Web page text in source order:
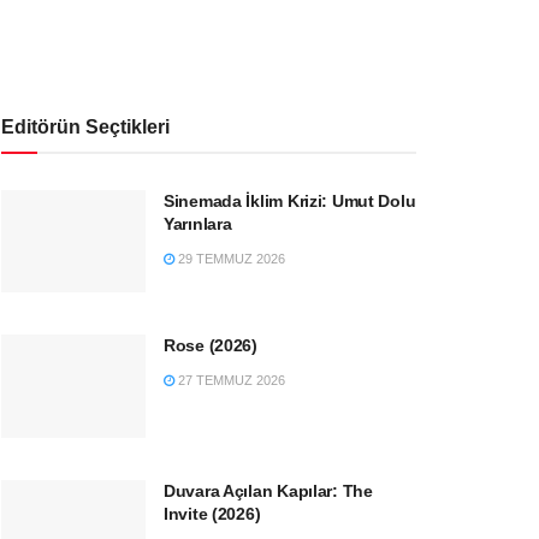
Editörün Seçtikleri
Sinemada İklim Krizi: Umut Dolu
Yarınlara
29 TEMMUZ 2026
Rose (2026)
27 TEMMUZ 2026
Duvara Açılan Kapılar: The
Invite (2026)